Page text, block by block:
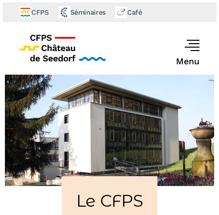
CFPS Séminaires Café
Menu
Le CFPS